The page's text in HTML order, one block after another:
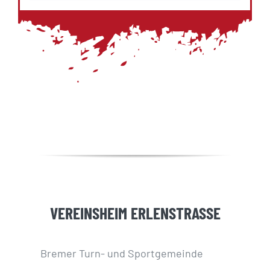
VEREINSHEIM ERLENSTRASSE
Bremer Turn- und Sportgemeinde